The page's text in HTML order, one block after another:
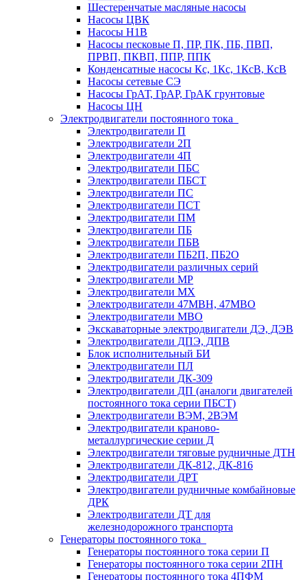
Шестеренчатые масляные насосы
Насосы ЦВК
Насосы Н1В
Насосы песковые П, ПР, ПК, ПБ, ПВП,
ПРВП, ПКВП, ППР, ППК
Конденсатные насосы Кс, 1Кс, 1КсВ, КсВ
Насосы сетевые СЭ
Насосы ГрАТ, ГрАР, ГрАК грунтовые
Насосы ЦН
Электродвигатели постоянного тока
Электродвигатели П
Электродвигатели 2П
Электродвигатели 4П
Электродвигатели ПБС
Электродвигатели ПБСТ
Электродвигатели ПС
Электродвигатели ПСТ
Электродвигатели ПМ
Электродвигатели ПБ
Электродвигатели ПБВ
Электродвигатели ПБ2П, ПБ2О
Электродвигатели различных серий
Электродвигатели МР
Электродвигатели MX
Электродвигатели 47MBH, 47МВО
Электродвигатели MBO
Экскаваторные электродвигатели ДЭ, ДЭВ
Электродвигатели ДПЭ, ДПВ
Блок исполнительный БИ
Электродвигатели ПЛ
Электродвигатели ДК-309
Электродвигатели ДП (аналоги двигателей
постоянного тока серии ПБСТ)
Электродвигатели ВЭМ, 2ВЭМ
Электродвигатели краново-
металлургические серии Д
Электродвигатели тяговые рудничные ДТН
Электродвигатели ДК-812, ДК-816
Электродвигатели ДРТ
Электродвигатели рудничные комбайновые
ДРК
Электродвигатели ДТ для
железнодорожного транспорта
Генераторы постоянного тока
Генераторы постоянного тока серии П
Генераторы постоянного тока серии 2ПН
Генераторы постоянного тока 4ПФМ